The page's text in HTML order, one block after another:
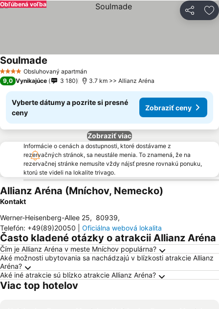
Zdieľať
Obľúbená voľba
4 Počet hviezdičiek
Obsluhovaný apartmán
Soulmade
9,0 Vynikajúce 3 180 3.7 km >> Allianz Aréna
Vyberte dátumy a pozrite si presné
ceny
Zobraziť ceny
Zobraziť viac
Informácie o cenách a dostupnosti, ktoré dostávame z
rezervačných stránok, sa neustále menia. To znamená, že na
rezervačnej stránke nemusíte vždy nájsť presne rovnakú ponuku,
ktorú ste videli na lokalite trivago.
Allianz Aréna (Mníchov, Nemecko)
Kontakt
Werner-Heisenberg-Allee 25, 80939,
Telefón: +49(89)20050 Oficiálna webová lokalita
Často kladené otázky o atrakcii Allianz Aréna
Čím je Allianz Aréna v meste Mníchov populárna?
Aké možnosti ubytovania sa nachádzajú v blízkosti atrakcie Allianz
Aréna?
Aké iné atrakcie sú blízko atrakcie Allianz Aréna?
Viac top hotelov